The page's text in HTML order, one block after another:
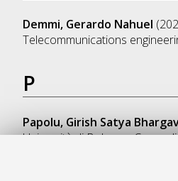
Demmi, Gerardo Nahuel
Telecommunications
P
Papolu, Girish Satya
Università di Bologna, Corso